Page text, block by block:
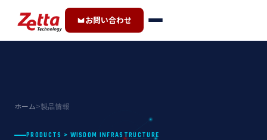
お問い合わせ
ホーム>製品情報
PRODUCTS > WISDOM INFRASTRUCTURE